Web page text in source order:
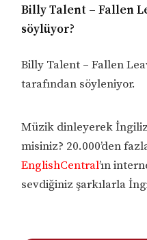
Billy Talent – Fallen
söylüyor?
Billy Talent – Fallen
tarafından söyleniyor.
Müzik dinleyerek
misiniz? 20.000’den
EnglishCentral’ın
sevdiğiniz şarkılarla